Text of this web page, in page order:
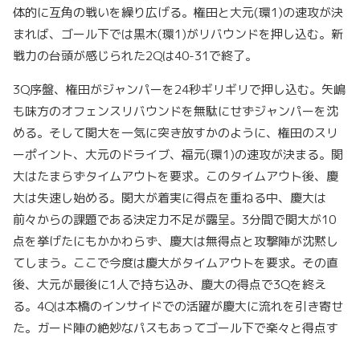
体的に互角の戦いを繰り広げる。権田と大元(環1)の速攻が決
まれば、ゴール下では黒木(環1)がリバウンドを押し込む。新
戦力の台頭が感じられた2Qは40-31で終了。
3Q序盤、権田がジャンパーを24秒ギリギリで押し込む。矢嶋
も味方のオフェンスリバウンドを無駄にせずジャンパーを沈
める。そして関大を一気に突き放すかのように、権田のスリ
ーポイント、大元のドライブ、福元(環1)の速攻が決まる。関
大はたまらずタイムアウトを要求。このタイムアウト後、慶
大は失速し始める。関大が着実に得点を重ねる中、慶大は
前々からの課題である決定力不足が露呈。3分間で関大が10
点を挙げたにもかかわらず、慶大は無得点と攻撃陣が沈黙し
てしまう。ここで今度は慶大がタイムアウトを要求。その直
後、大元が最後に1人で持ち込み、慶大の得点で3Qを終え
る。4Qは本橋のインサイドでの活躍が慶大に流れを引き寄せ
た。ガード陣の絶妙なパスもあってゴール下で楽々と得点す